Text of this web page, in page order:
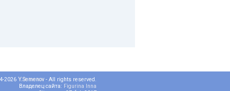
2026 Y.Semenov - All rights reserved.
Владелец сайта: Figurina Inna